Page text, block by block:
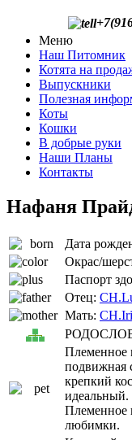
Меню
Наш Питомник
Котята на
Выпускники
Полезная
Коты
Кошки
В добрые руки
Наши Планы
Контакты
Нафаня
Дата
Окрас/
Паспорт
Отец:
Мать:
Племенное
подвижная
крепкий
идеальный.
Племенное
любимки.